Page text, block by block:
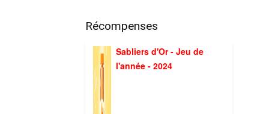
Récompenses
Sabliers d'Or - Jeu de
l'année - 2024